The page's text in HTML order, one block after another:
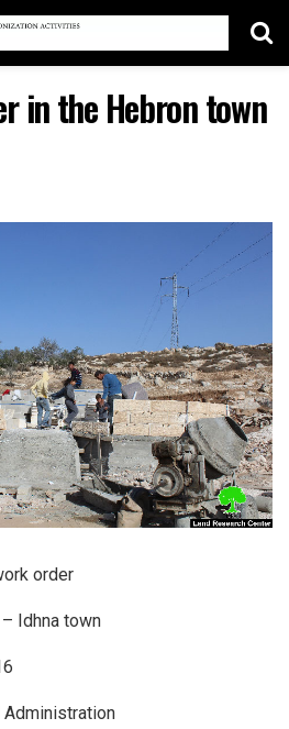
in the Hebron town
order
Idhna town
Administration